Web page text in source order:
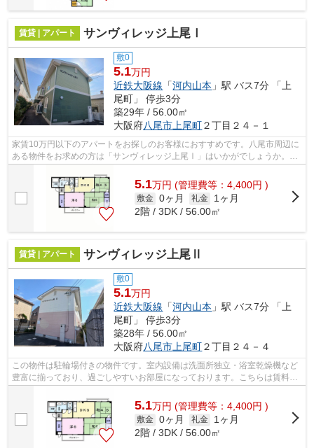
賃貸 | アパート サンヴィレッジ上尾Ⅰ
敷0
5.1万円
近鉄大阪線 「河内山本 」駅 バス7分 「上
尾町」 停歩3分
築29年 / 56.00㎡
大阪府八尾市 上尾町２丁目２４－１
家賃10万円以下のアパートをお探しのお客様におすすめです。八尾市周辺に
ある物件をお求めの方は「サンヴィレッジ上尾Ⅰ」はいかがでしょうか。八
尾市の住まい探しを応援するテム・ホー...
5.1万円 (管理費等：4,400円 )
敷金 0ヶ月 礼金
1ヶ月
2階 / 3DK / 56.00㎡
賃貸 | アパート サンヴィレッジ上尾Ⅱ
敷0
5.1万円
近鉄大阪線 「河内山本 」駅 バス7分 「上
尾町」 停歩3分
築28年 / 56.00㎡
大阪府八尾市 上尾町２丁目２４－４
この物件は駐輪場付きの物件です。室内設備は洗面所独立・浴室乾燥機など
豊富に揃っており、過ごしやすいお部屋になっております。こちらは賃料5.1
万円の物件です。河内山本駅周辺への...
5.1万円 (管理費等：4,400円 )
敷金 0ヶ月 礼金
1ヶ月
2階 / 3DK / 56.00㎡